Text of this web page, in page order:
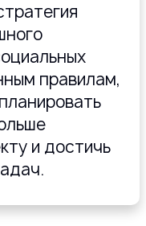
правилам,
и достичь